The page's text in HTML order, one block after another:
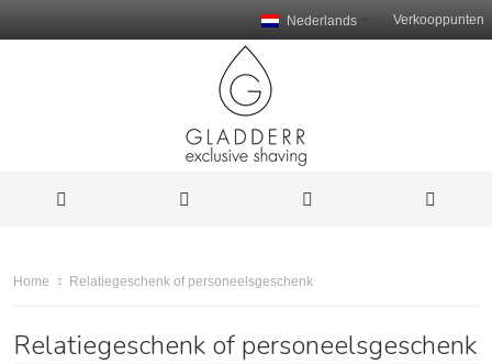
Verkooppunten
Nederlands
Home Relatiegeschenk of personeelsgeschenk
Relatiegeschenk of personeelsgeschenk